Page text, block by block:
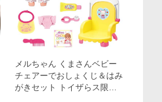
メルちゃん くまさんベビー
チェアーでおしょくじ＆はみ
がきセット トイザらス限定